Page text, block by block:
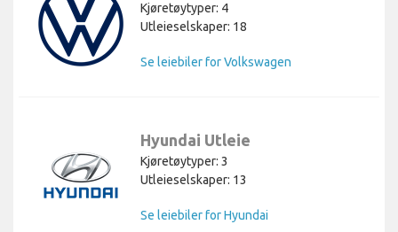
Kjøretøytyper: 4
Utleieselskaper: 18
Se leiebiler for Volkswagen
Hyundai Utleie
Kjøretøytyper: 3
Utleieselskaper: 13
Se leiebiler for Hyundai